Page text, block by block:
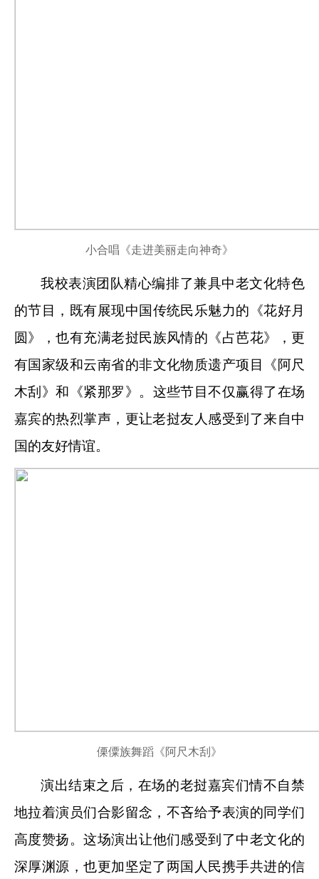
小合唱 《走进美丽走向神奇》
我校表演团队精心编排了兼具中老文化特色
的节目
， 既有展现中国传统民乐魅力的《花好月
圆》，也有充满老挝民族风情的《占芭花》，更
有国家级和云南省的非文化物质遗产项目 《阿尺
木刮 》和《紧那罗》 。这些节目不仅赢得了在场
嘉宾的热烈掌声，更让老挝友人感受到了来自中
国的友好情谊。
傈僳族舞蹈 《阿尺木刮 》
演出结束之后，在场的老挝嘉宾们情不自禁
地拉着演员们合影留念，不吝给予表演的同学们
高度赞扬。这场演出让他们感受到了中老文化的
深厚渊源，也更加坚定了两国人民携手共进的信